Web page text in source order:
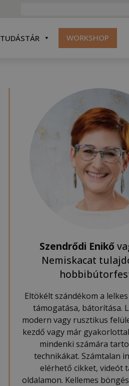
TUDÁSTÁR WORKSHOP
Szendrődi Enikő
Nemiskacat
Eltökélt szándékom a
támogatása, bátorítása.
modern vagy rusztikus
kezdő vagy már
mindenki számára
technikákat. Számtalan
elérhető cikket, videót
oldalamon. Kellemes